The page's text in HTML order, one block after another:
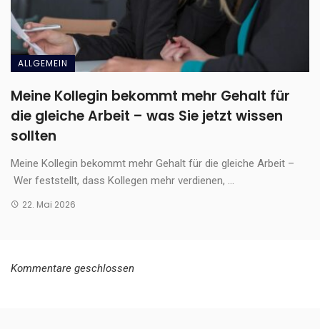
ALLGEMEIN
Meine Kollegin bekommt mehr Gehalt für
die gleiche Arbeit – was Sie jetzt wissen
sollten
Meine Kollegin bekommt mehr Gehalt für die gleiche Arbeit –
Wer feststellt, dass Kollegen mehr verdienen, ...
22. Mai 2026
Kommentare geschlossen